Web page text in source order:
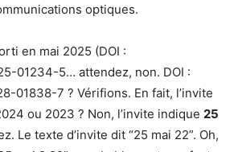
optiques.
en mai 2025 (DOI :
01234-5… attendez, non. DOI :
01838-7 ? Vérifions. En fait, l’invite
ou 2023 ? Non, l’invite indique 25
Le texte d’invite dit “25 mai 22”. Oh,